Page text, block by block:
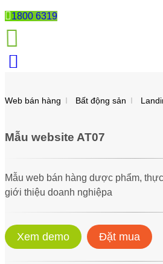
1800 6319
Web bán hàng Bất động sản
Mẫu website AT07
Mẫu web bán hàng dược phẩm,
giới thiệu doanh nghiệpa
Xem demo Đặt mua